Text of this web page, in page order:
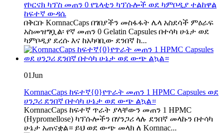
የኮርናክ ካፕስ መጠን 0 የጌላቲን ካፕሱሎች ወደ ካምቦዲያ ተልከዋል
ከፍተኛ ውዳሴ
በቅርቡ KornnacCaps በገበያችን መስፋፋት ሌላ አስደሳች ምዕራፍ
አስመዝግቧል፡ የኛ መጠን 0 Gelatin Capsules በተሳካ ሁኔታ ወደ
ካምቦዲያ ደረሱ እና ከአካባቢው ደንበኛ ከ...
01Jun
KornnacCaps ከፍተኛ{0}የጥራት መጠን 1 HPMC Capsules ወደ
ሀንጋሪ ደንበኛ በተሳካ ሁኔታ ወደ ውጭ ልኳል።
KornnacCaps ከፍተኛ ጥራት ያላቸውን መጠን 1 HPMC
(Hypromellose) ካፕሱሎችን በሃንጋሪ ላሉ ደንበኛ መላኩን በተሳካ
ሁኔታ አጠናቋል። ይህ ወደ ውጭ መላክ ለ Kornnac...